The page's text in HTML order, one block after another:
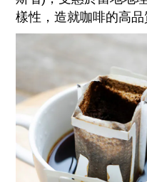
樣性，造就咖啡的高品